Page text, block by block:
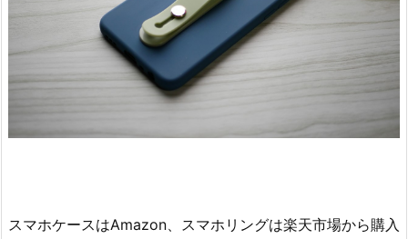
スマホケースはAmazon、スマホリングは楽天市場から購入